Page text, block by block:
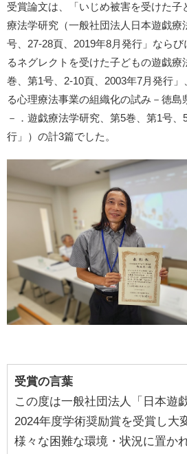
受賞論文は、「いじめ被害を受けた子
療法学研究（一般社団法人日本遊戯療
号、27-28頁、2019年8月発行」ならび
るネグレクトを受けた子どもの遊戯
巻、第1号、2-10頁、2003年7月発行
る心理療法事業の組織化の試み－徳島
－．遊戯療法学研究、第5巻、第1号、
行」）の計3篇でした。
受賞の言葉
この度は一般社団法人「日本遊
2024年度学術奨励賞を受賞し大
様々な困難な環境・状況に置か